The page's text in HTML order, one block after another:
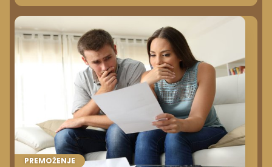
PREMOŽENJE